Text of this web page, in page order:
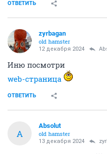
ОТВЕТИТЬ
zyrbagan
old hamster
12 декабря 2024
Иню посмотри
web-страница
ОТВЕТИТЬ
A
Absolut
old hamster
13 декабря 2024